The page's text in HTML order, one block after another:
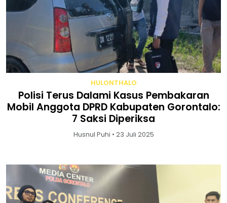
HULONTHALO
Polisi Terus Dalami Kasus Pembakaran
Mobil Anggota DPRD Kabupaten Gorontalo:
7 Saksi Diperiksa
Husnul Puhi • 23 Juli 2025